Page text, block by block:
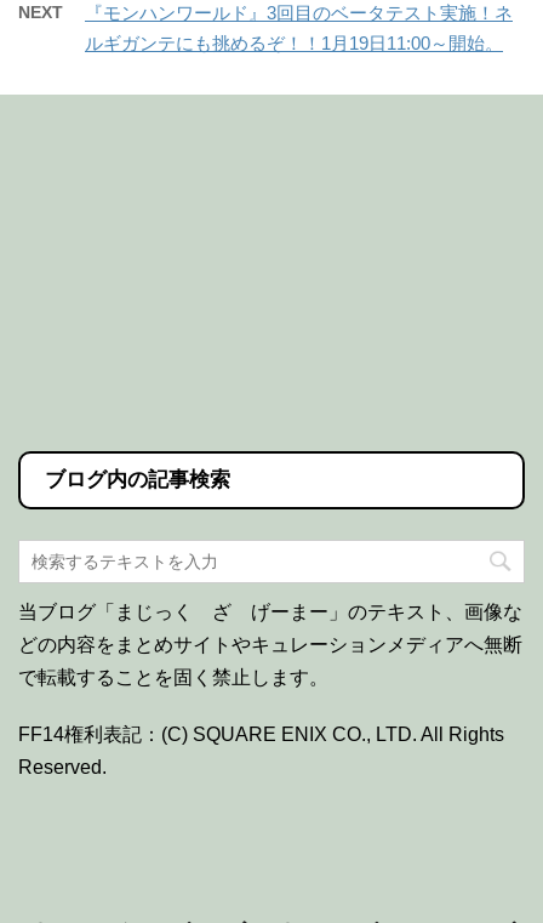
NEXT
『モンハンワールド』3回目のベータテスト実施！ネ
ルギガンテにも挑めるぞ！！1月19日11:00～開始。
ブログ内の記事検索
当ブログ「まじっく ざ げーまー」のテキスト、画像な
どの内容をまとめサイトやキュレーションメディアへ無断
で転載することを固く禁止します。
FF14権利表記：(C) SQUARE ENIX CO., LTD. All Rights
Reserved.